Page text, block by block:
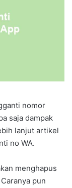
nomor
saja dampak
lanjut artikel
no WA.
menghapus
pun